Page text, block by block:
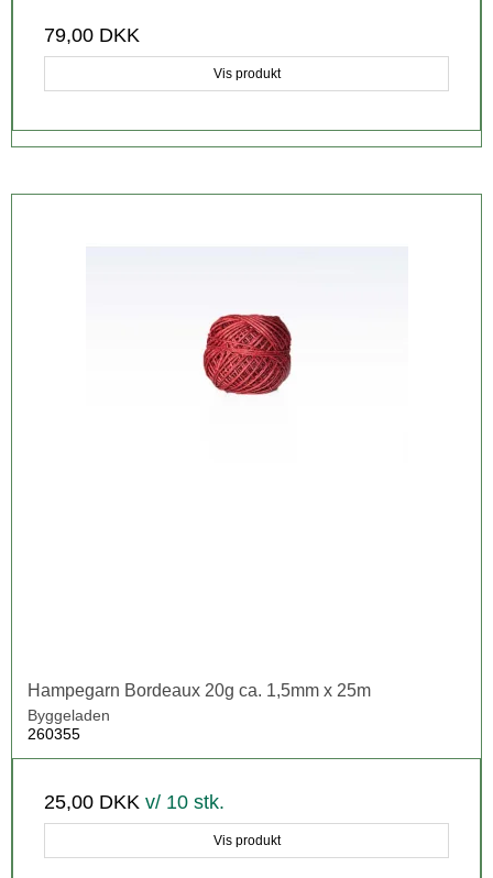
79,00 DKK
Vis produkt
Hampegarn Bordeaux 20g ca. 1,5mm x 25m
Byggeladen
260355
25,00 DKK v/ 10 stk.
Vis produkt